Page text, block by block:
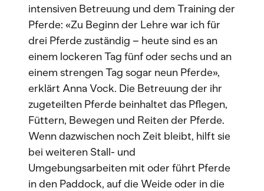
intensiven Betreuung und dem Training der
Pferde: «Zu Beginn der Lehre war ich für
drei Pferde zuständig – heute sind es an
einem lockeren Tag fünf oder sechs und an
einem strengen Tag sogar neun Pferde»,
erklärt Anna Vock. Die Betreuung der ihr
zugeteilten Pferde beinhaltet das Pflegen,
Füttern, Bewegen und Reiten der Pferde.
Wenn dazwischen noch Zeit bleibt, hilft sie
bei weiteren Stall- und
Umgebungsarbeiten mit oder führt Pferde
in den Paddock, auf die Weide oder in die